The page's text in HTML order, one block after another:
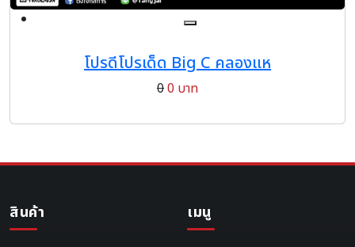
โปรดีโปรเด็ด Big C คลองแห
00 บาท
สินค้า เมนู